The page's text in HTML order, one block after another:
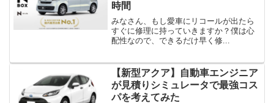
時間
みなさん、もし愛車にリコールが出たら
すぐに修理に持っていきますか？僕は心
配性なので、できるだけ早く修...
【新型アクア】自動車エンジニア
が見積りシミュレータで最強コス
パを考えてみた